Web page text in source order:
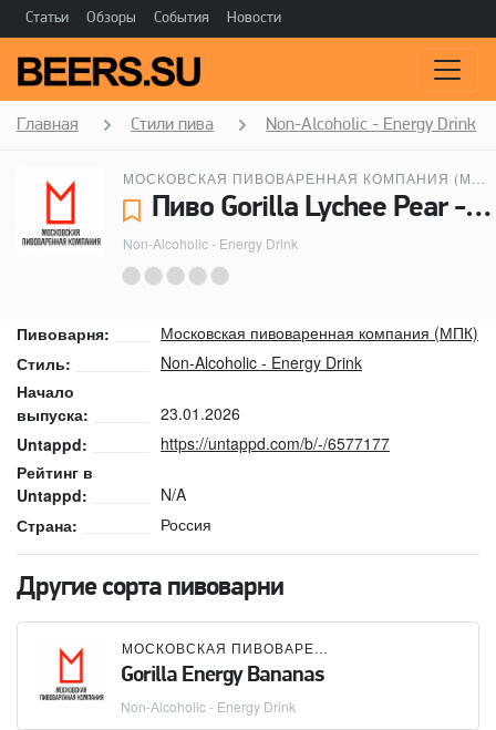
Статьи Обзоры События Новости
Главная Стили пива Non-Alcoholic - Energy Drink
Пиво Gorilla Lychee Pear - Московская пивоваренная компания (МПК)
Non-Alcoholic - Energy Drink
Пивоварня:
Московская пивоваренная компания (МПК)
Стиль:
Non-Alcoholic - Energy Drink
Начало
выпуска:
23.01.2026
Untappd:
https://untappd.com/b/-/6577177
Рейтинг в
Untappd:
N/A
Страна:
Россия
Другие сорта пивоварни
МОСКОВСКАЯ ПИВОВАРЕННАЯ КОМПАНИЯ (МПК)
Gorilla Energy Bananas
Non-Alcoholic - Energy Drink